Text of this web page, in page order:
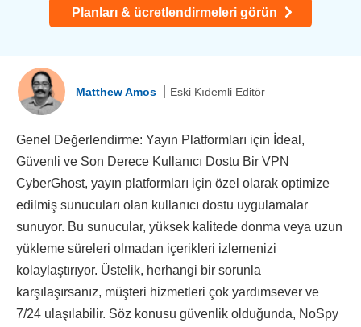
Planları & ücretlendirmeleri görün
Matthew Amos Eski Kıdemli Editör
Genel Değerlendirme: Yayın Platformları için İdeal,
Güvenli ve Son Derece Kullanıcı Dostu Bir VPN
CyberGhost, yayın platformları için özel olarak optimize
edilmiş sunucuları olan kullanıcı dostu uygulamalar
sunuyor. Bu sunucular, yüksek kalitede donma veya uzun
yükleme süreleri olmadan içerikleri izlemenizi
kolaylaştırıyor. Üstelik, herhangi bir sorunla
karşılaşırsanız, müşteri hizmetleri çok yardımsever ve
7/24 ulaşılabilir. Söz konusu güvenlik olduğunda, NoSpy